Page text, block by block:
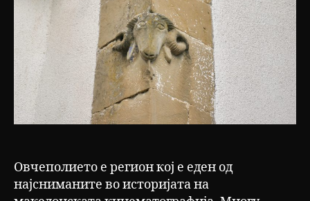
Овчеполието е регион кој е еден од
најсниманите во историјата на